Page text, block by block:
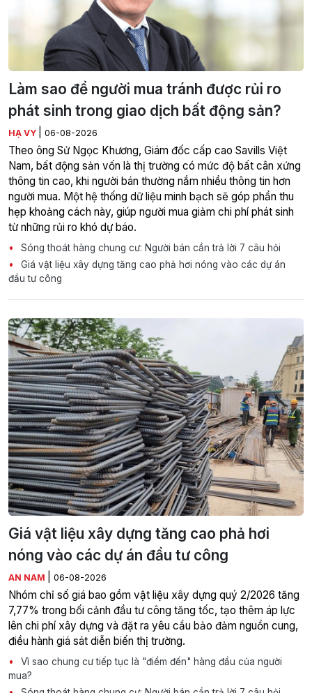
Làm sao để người mua tránh được rủi ro
phát sinh trong giao dịch bất động sản?
HẠ VY 06-08-2026
Theo ông Sử Ngọc Khương, Giám đốc cấp cao Savills Việt
Nam, bất động sản vốn là thị trường có mức độ bất cân xứng
thông tin cao, khi người bán thường nắm nhiều thông tin hơn
người mua. Một hệ thống dữ liệu minh bạch sẽ góp phần thu
hẹp khoảng cách này, giúp người mua giảm chi phí phát sinh
từ những rủi ro khó dự báo.
Sóng thoát hàng chung cư: Người bán cần trả lời 7 câu hỏi
Giá vật liệu xây dựng tăng cao phả hơi nóng vào các dự án
đầu tư công
Giá vật liệu xây dựng tăng cao phả hơi
nóng vào các dự án đầu tư công
AN NAM 06-08-2026
Nhóm chỉ số giá bao gồm vật liệu xây dựng quý 2/2026 tăng
7,77% trong bối cảnh đầu tư công tăng tốc, tạo thêm áp lực
lên chi phí xây dựng và đặt ra yêu cầu bảo đảm nguồn cung,
điều hành giá sát diễn biến thị trường.
Vì sao chung cư tiếp tục là "điểm đến" hàng đầu của người
mua?